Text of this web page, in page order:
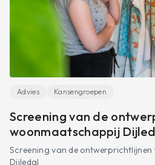
Advies Kansengroepen
Screening van de
woonmaatschappij
Screening van de
Dijledal